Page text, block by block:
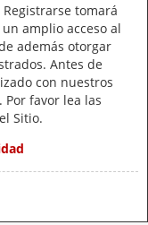
tomará
amplio acceso al
además otorgar
Antes de
con nuestros
favor lea las
Sitio.